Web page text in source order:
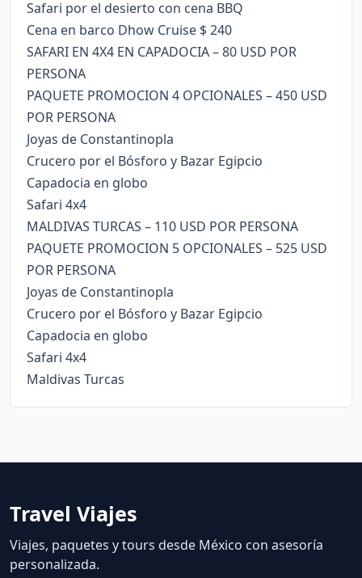
Safari por el desierto con cena BBQ
Cena en barco Dhow Cruise $ 240
SAFARI EN 4X4 EN CAPADOCIA – 80 USD POR
PERSONA
PAQUETE PROMOCION 4 OPCIONALES – 450 USD
POR PERSONA
Joyas de Constantinopla
Crucero por el Bósforo y Bazar Egipcio
Capadocia en globo
Safari 4x4
MALDIVAS TURCAS – 110 USD POR PERSONA
PAQUETE PROMOCION 5 OPCIONALES – 525 USD
POR PERSONA
Joyas de Constantinopla
Crucero por el Bósforo y Bazar Egipcio
Capadocia en globo
Safari 4x4
Maldivas Turcas
Travel Viajes
Viajes, paquetes y tours desde México con asesoría
personalizada.